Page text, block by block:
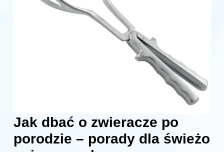
Jak dbać o zwieracze po
porodzie – porady dla świeżo